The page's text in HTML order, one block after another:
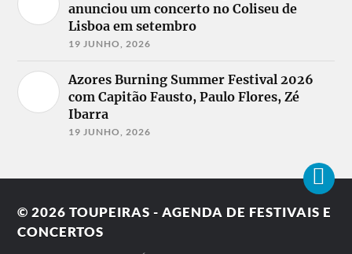
anunciou um concerto no Coliseu de
Lisboa em setembro
19 JUNHO, 2026
Azores Burning Summer Festival 2026
com Capitão Fausto, Paulo Flores, Zé
Ibarra
19 JUNHO, 2026
© 2026TOUPEIRAS - AGENDA DE FESTIVAIS E
CONCERTOS